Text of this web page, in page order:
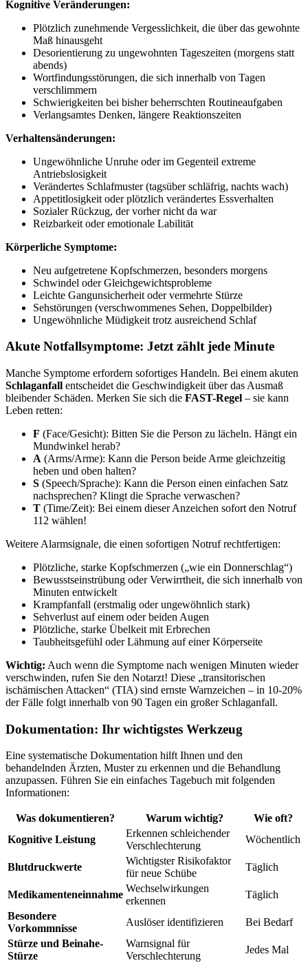
Kognitive Veränderungen:
Plötzlich zunehmende Vergesslichkeit, die über das gewohnte
Maß hinausgeht
Desorientierung zu ungewohnten Tageszeiten (morgens statt
abends)
Wortfindungsstörungen, die sich innerhalb von Tagen
verschlimmern
Schwierigkeiten bei bisher beherrschten Routineaufgaben
Verlangsamtes Denken, längere Reaktionszeiten
Verhaltensänderungen:
Ungewöhnliche Unruhe oder im Gegenteil extreme
Antriebslosigkeit
Verändertes Schlafmuster (tagsüber schläfrig, nachts wach)
Appetitlosigkeit oder plötzlich verändertes Essverhalten
Sozialer Rückzug, der vorher nicht da war
Reizbarkeit oder emotionale Labilität
Körperliche Symptome:
Neu aufgetretene Kopfschmerzen, besonders morgens
Schwindel oder Gleichgewichtsprobleme
Leichte Gangunsicherheit oder vermehrte Stürze
Sehstörungen (verschwommenes Sehen, Doppelbilder)
Ungewöhnliche Müdigkeit trotz ausreichend Schlaf
Akute Notfallsymptome: Jetzt zählt jede Minute
Manche Symptome erfordern sofortiges Handeln. Bei einem akuten
Schlaganfall entscheidet die Geschwindigkeit über das Ausmaß
bleibender Schäden. Merken Sie sich die FAST-Regel – sie kann
Leben retten:
F (Face/Gesicht): Bitten Sie die Person zu lächeln. Hängt ein
Mundwinkel herab?
A (Arms/Arme): Kann die Person beide Arme gleichzeitig
heben und oben halten?
S (Speech/Sprache): Kann die Person einen einfachen Satz
nachsprechen? Klingt die Sprache verwaschen?
T (Time/Zeit): Bei einem dieser Anzeichen sofort den Notruf
112 wählen!
Weitere Alarmsignale, die einen sofortigen Notruf rechtfertigen:
Plötzliche, starke Kopfschmerzen („wie ein Donnerschlag“)
Bewusstseinstrübung oder Verwirrtheit, die sich innerhalb von
Minuten entwickelt
Krampfanfall (erstmalig oder ungewöhnlich stark)
Sehverlust auf einem oder beiden Augen
Plötzliche, starke Übelkeit mit Erbrechen
Taubheitsgefühl oder Lähmung auf einer Körperseite
Wichtig: Auch wenn die Symptome nach wenigen Minuten wieder
verschwinden, rufen Sie den Notarzt! Diese „transitorischen
ischämischen Attacken“ (TIA) sind ernste Warnzeichen – in 10-20%
der Fälle folgt innerhalb von 90 Tagen ein großer Schlaganfall.
Dokumentation: Ihr wichtigstes Werkzeug
Eine systematische Dokumentation hilft Ihnen und den
behandelnden Ärzten, Muster zu erkennen und die Behandlung
anzupassen. Führen Sie ein einfaches Tagebuch mit folgenden
Informationen:
Was dokumentieren? Warum wichtig?
Wie oft?
Kognitive Leistung
Erkennen schleichender
Verschlechterung
Wöchentlich
Blutdruckwerte
Wichtigster Risikofaktor
für neue Schübe
Täglich
Medikamenteneinnahme
Wechselwirkungen
erkennen
Täglich
Besondere
Vorkommnisse
Auslöser identifizieren
Bei Bedarf
Stürze und Beinahe-
Stürze
Warnsignal für
Verschlechterung
Jedes Mal